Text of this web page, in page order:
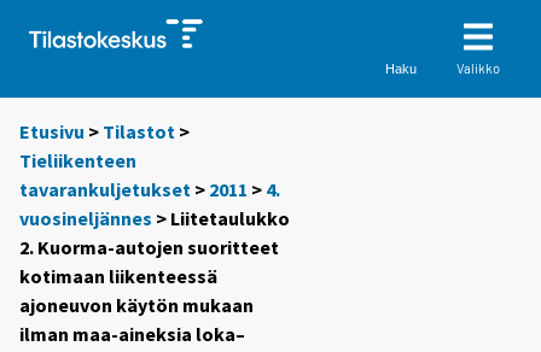
Haku Valikko
Etusivu > Tilastot >
Tieliikenteen
tavarankuljetukset > 2011 > 4.
vuosineljännes > Liitetaulukko
2. Kuorma-autojen suoritteet
kotimaan liikenteessä
ajoneuvon käytön mukaan
ilman maa-aineksia loka–